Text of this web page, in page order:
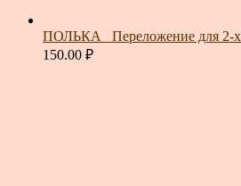
ПОЛЬКА_ Переложение для 2-х
150.00 ₽